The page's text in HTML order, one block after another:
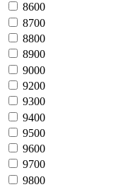
8600
8700
8800
8900
9000
9200
9300
9400
9500
9600
9700
9800